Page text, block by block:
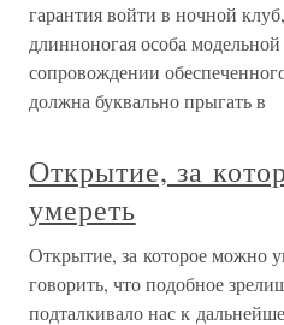
гарантия войти в ночной
длинноногая особа
сопровождении
должна буквально прыгать в
Открытие, за
умереть
Открытие, за которое можно
говорить, что подобное
подталкивало нас к